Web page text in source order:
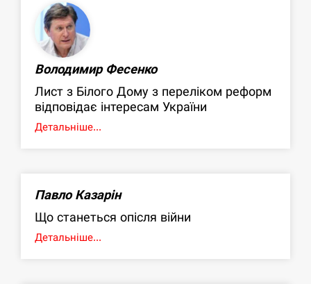
Володимир Фесенко
Лист з Білого Дому з переліком реформ
відповідає інтересам України
Детальніше...
Павло Казарін
Що станеться опісля війни
Детальніше...